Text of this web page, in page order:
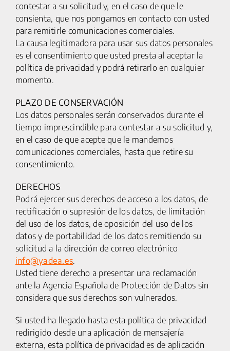
25 km/h
MOTOCICLETAS
ACCESORIOS
SERVICIOS
SALA DE PRENSA
CONTACTO
MI CUENTA
contestar a su solicitud y, en el caso de que le
consienta, que nos pongamos en contacto con usted
para remitirle comunicaciones comerciales.
La causa legitimadora para usar sus datos personales
es el consentimiento que usted presta al aceptar la
política de privacidad y podrá retirarlo en cualquier
momento.
PLAZO DE CONSERVACIÓN
Los datos personales serán conservados durante el
tiempo imprescindible para contestar a su solicitud y,
en el caso de que acepte que le mandemos
comunicaciones comerciales, hasta que retire su
consentimiento.
DERECHOS
Podrá ejercer sus derechos de acceso a los datos, de
rectificación o supresión de los datos, de limitación
del uso de los datos, de oposición del uso de los
datos y de portabilidad de los datos remitiendo su
solicitud a la dirección de correo electrónico
info@yadea.es.
Usted tiene derecho a presentar una reclamación
ante la Agencia Española de Protección de Datos sin
considera que sus derechos son vulnerados.
Si usted ha llegado hasta esta política de privacidad
redirigido desde una aplicación de mensajería
externa, esta política de privacidad es de aplicación